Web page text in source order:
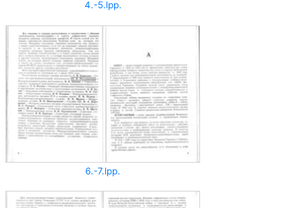
4.-5.lpp.
6.-7.lpp.